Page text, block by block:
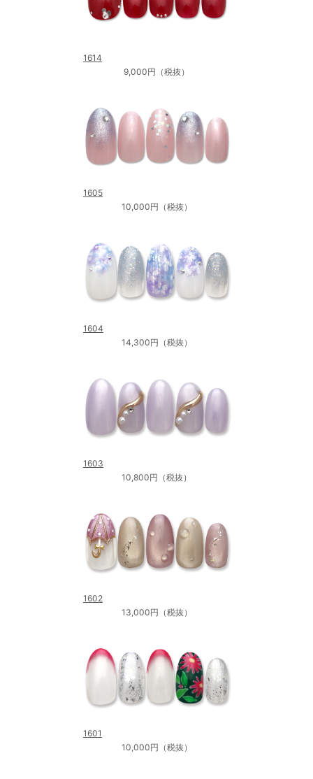
1614
9,000円（税抜）
1605
10,000円（税抜）
1604
14,300円（税抜）
1603
10,800円（税抜）
1602
13,000円（税抜）
1601
10,000円（税抜）